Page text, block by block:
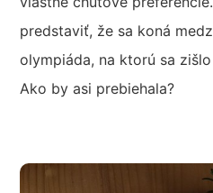
predstaviť, že sa koná
olympiáda, na ktorú sa
Ako by asi prebiehala?